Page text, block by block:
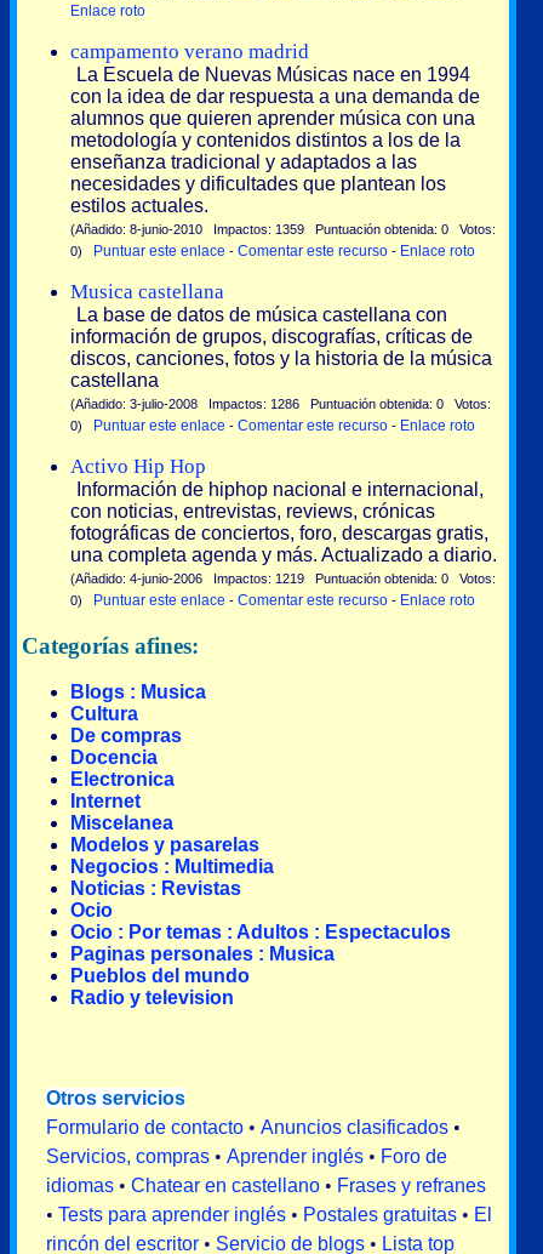
Enlace roto
campamento verano madrid
La Escuela de Nuevas Músicas nace en 1994
con la idea de dar respuesta a una demanda de
alumnos que quieren aprender música con una
metodología y contenidos distintos a los de la
enseñanza tradicional y adaptados a las
necesidades y dificultades que plantean los
estilos actuales.
(Añadido: 8-junio-2010 Impactos: 1359 Puntuación obtenida: 0 Votos:
0) Puntuar este enlace - Comentar este recurso - Enlace roto
Musica castellana
La base de datos de música castellana con
información de grupos, discografías, críticas de
discos, canciones, fotos y la historia de la música
castellana
(Añadido: 3-julio-2008 Impactos: 1286 Puntuación obtenida: 0 Votos:
0) Puntuar este enlace - Comentar este recurso - Enlace roto
Activo Hip Hop
Información de hiphop nacional e internacional,
con noticias, entrevistas, reviews, crónicas
fotográficas de conciertos, foro, descargas gratis,
una completa agenda y más. Actualizado a diario.
(Añadido: 4-junio-2006 Impactos: 1219 Puntuación obtenida: 0 Votos:
0) Puntuar este enlace - Comentar este recurso - Enlace roto
Categorías afines:
Blogs : Musica
Cultura
De compras
Docencia
Electronica
Internet
Miscelanea
Modelos y pasarelas
Negocios : Multimedia
Noticias : Revistas
Ocio
Ocio : Por temas : Adultos : Espectaculos
Paginas personales : Musica
Pueblos del mundo
Radio y television
Otros servicios
Formulario de contacto • Anuncios clasificados •
Servicios, compras • Aprender inglés • Foro de
idiomas • Chatear en castellano • Frases y refranes
• Tests para aprender inglés • Postales gratuitas • El
rincón del escritor • Servicio de blogs • Lista top